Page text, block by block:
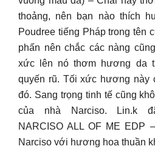
thoảng, nên bạn nào thích
Poudree tiếng Pháp trong tên
phấn nên chắc các nàng
xức lên nó thơm hương da
quyến rũ. Tối xức hương này
đó. Sang trọng tinh tế cũng
của nhà Narciso. Lin.k
NARCISO ALL OF ME EDP
Narciso với hương hoa thuần